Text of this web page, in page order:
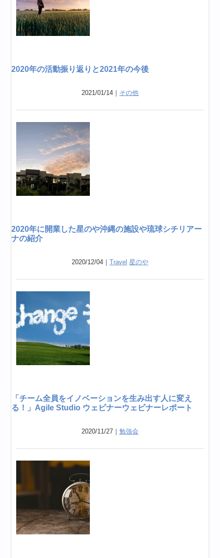
2020年の活動振り返りと2021年の今後
2021/01/14｜ その他
2020年に開業した星のや沖縄の施設や琉球シチリアー
ナの紹介
2020/12/04｜ Travel 星のや
「チーム全員をイノベーションを生み出す人に変え
る！」Agile Studio ウェビナーウェビナーレポート
2020/11/27｜ 勉強会